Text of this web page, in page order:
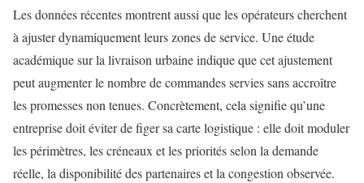
Les données récentes montrent aussi que les opérateurs cherchent
à ajuster dynamiquement leurs zones de service. Une étude
académique sur la livraison urbaine indique que cet ajustement
peut augmenter le nombre de commandes servies sans accroître
les promesses non tenues. Concrètement, cela signifie qu’une
entreprise doit éviter de figer sa carte logistique : elle doit moduler
les périmètres, les créneaux et les priorités selon la demande
réelle, la disponibilité des partenaires et la congestion observée.